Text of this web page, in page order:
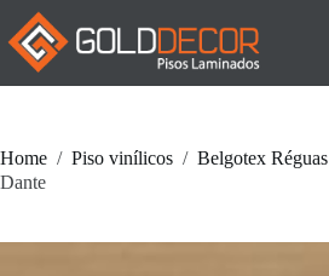
Pular
para
conteúdo
Home / Piso vinílicos / Belgotex Réguas
Dante